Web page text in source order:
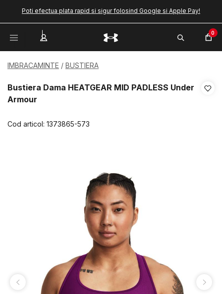
Poti efectua plata rapid si sigur folosind Google si Apple Pay!
0
IMBRACAMINTE BUSTIERA
Bustiera Dama HEATGEAR MID PADLESS Under
Armour
Cod articol: 1373865-573